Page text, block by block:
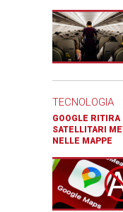
TECNOLOGIA
GOOGLE RITIRA
SATELLITARI
NELLE MAPPE